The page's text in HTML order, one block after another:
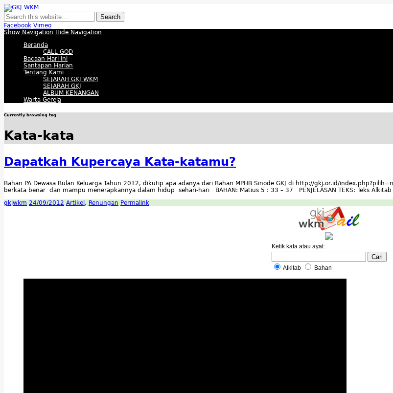
Membangun Gereja Kokoh melalui Pelayanan Holistik, Teknologi, dan Budaya Apresiatif
Facebook Vimeo
Show Navigation Hide Navigation
Beranda
CALL GOD
Bacaan Hari ini
Santapan Harian
Tentang Kami
SEJARAH GKJ WKM
SEJARAH GKJ
ALBUM KENANGAN
Warta Gereja
Currently browsing tag
Kata-kata
Dapatkah Kupercaya Kata-katamu?
Bahan PA Dewasa Bulan Keluarga Tahun 2012, dikutip apa adanya dari Bahan MPHB Sinode GKJ di http://gkj.or.id/
berkata benar dan mampu menerapkannya dalam hidup sehari-hari BAHAN: Matius 5 : 33 – 37 PENJELASAN TEKS: Teks
gkjwkm 24/09/2012 Artikel , Renungan Permalink
Ketik kata atau ayat:
Alkitab Bahan